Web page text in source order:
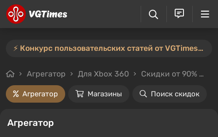
⚡️ Конкурс пользовательских статей от VGTimes продлён — участвуйте тут ⚡️
Агрегатор Для Xbox 360 Скидки от 90%
Агрегатор Магазины Поиск скидок
Агрегатор